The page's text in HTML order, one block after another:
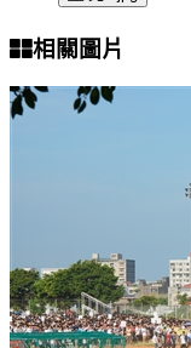
相關圖片